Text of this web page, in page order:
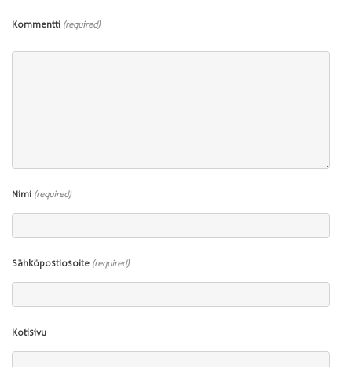
Kommentti (required)
Nimi (required)
Sähköpostiosoite (required)
Kotisivu